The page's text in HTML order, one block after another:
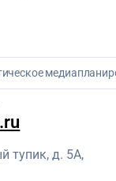
тупик, д. 5А,